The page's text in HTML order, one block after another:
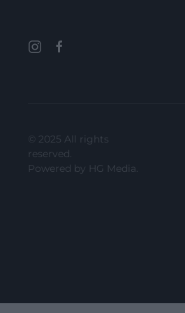
© 2025 All rights
reserved.
Powered by HG Media.